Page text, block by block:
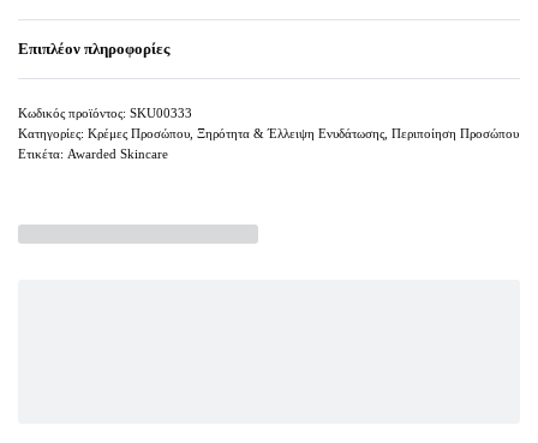
Επιπλέον πληροφορίες
SKU00333
Κατηγορίες: Κρέμες Προσώπου Ξηρότητα & Έλλειψη Ενυδάτωσης Περιποίηση Προσώπου
Ετικέτα: Awarded Skincare